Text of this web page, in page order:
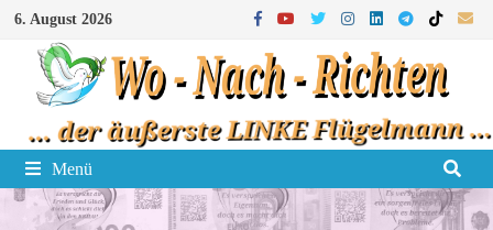
Zum
Inhalt
springen
6. August 2026
Menü